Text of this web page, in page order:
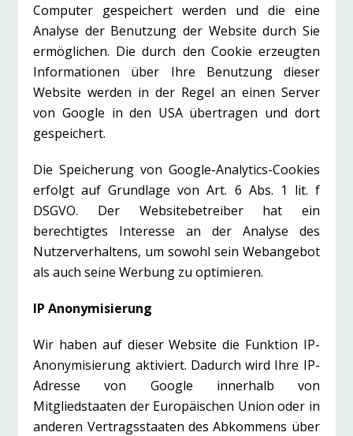
Computer gespeichert werden und die eine
Analyse der Benutzung der Website durch Sie
ermöglichen. Die durch den Cookie erzeugten
Informationen über Ihre Benutzung dieser
Website werden in der Regel an einen Server
von Google in den USA übertragen und dort
gespeichert.
Die Speicherung von Google-Analytics-Cookies
erfolgt auf Grundlage von Art. 6 Abs. 1 lit. f
DSGVO. Der Websitebetreiber hat ein
berechtigtes Interesse an der Analyse des
Nutzerverhaltens, um sowohl sein Webangebot
als auch seine Werbung zu optimieren.
IP Anonymisierung
Wir haben auf dieser Website die Funktion IP-
Anonymisierung aktiviert. Dadurch wird Ihre IP-
Adresse von Google innerhalb von
Mitgliedstaaten der Europäischen Union oder in
anderen Vertragsstaaten des Abkommens über